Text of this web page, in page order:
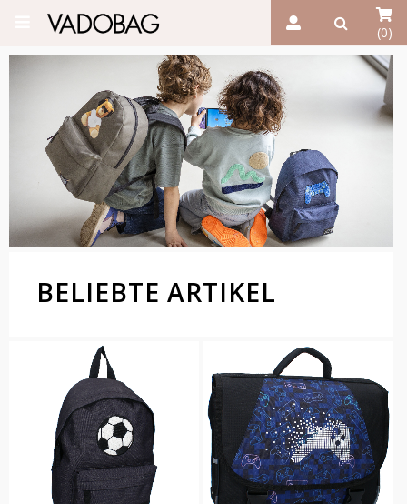
(0)
BELIEBTE ARTIKEL